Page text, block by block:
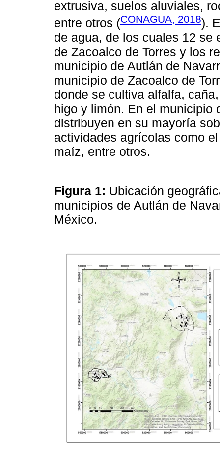
extrusiva, suelos aluviales,
entre otros (CONAGUA, 2018).
de agua, de los cuales 12 se
de Zacoalco de Torres y los
municipio de Autlán de
municipio de Zacoalco de
donde se cultiva alfalfa,
higo y limón. En el municipio
distribuyen en su mayoría
actividades agrícolas como
maíz, entre otros.
Figura 1: Ubicación
municipios de Autlán de
México.